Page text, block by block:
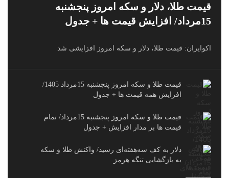
قیمت طلا، دلار و سکه امروز پنجشنبه
15مرداد/ افزایش قیمت ها + جدول
اکوایران: قیمت طلا، دلار و سکه امروز افزایشی شد
قیمت طلا و سکه امروز پنجشنبه 15مرداد 1405/
افزایش همه قیمت ها + جدول
قیمت طلا و سکه امروز پنجشنبه 15مرداد/ تمام
قیمت ها بر مدار افزایش + جدول
دلار به کف سه‌هفته‌ای رسید/ واکنش طلا و سکه
به بازگشایی تنگه هرمز